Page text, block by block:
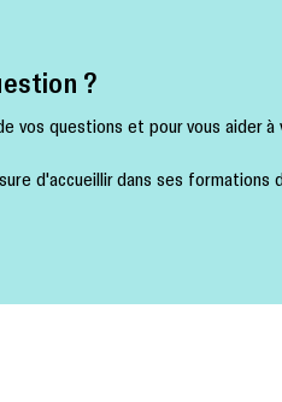
?
vos questions et pour vous aider
d'accueillir dans ses